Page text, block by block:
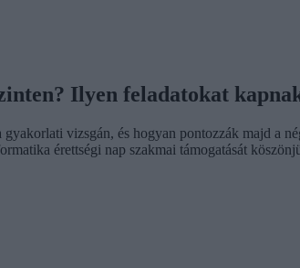
Ilyen feladatokat
vizsgán, és hogyan pontozzák majd a
érettségi nap szakmai támogatását